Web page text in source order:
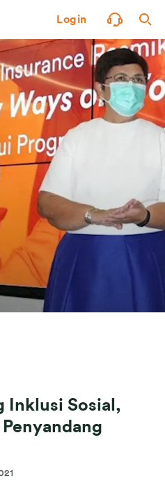
Login
Inklusi Sosial,
Penyandang